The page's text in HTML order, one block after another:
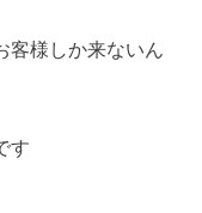
客様しか来ないん
す